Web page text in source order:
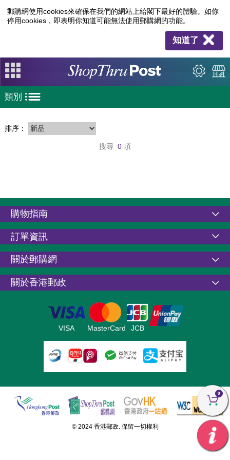
郵購網使用cookies來確保在我們的網站上給閣下最好的體驗。如你
停用cookies，即表明你知道可能無法使用郵購網的功能。
知道了
0
類別
排序：
搜尋 0 項
購物指南
訂單資訊
關於郵購網
關於香港郵政
VISA MasterCard JCB
© 2024 香港郵政. 保留一切權利